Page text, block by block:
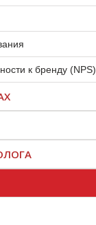
к бренду (NPS)